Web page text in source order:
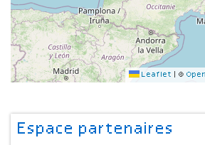
Leaflet ©
Espace partenaires